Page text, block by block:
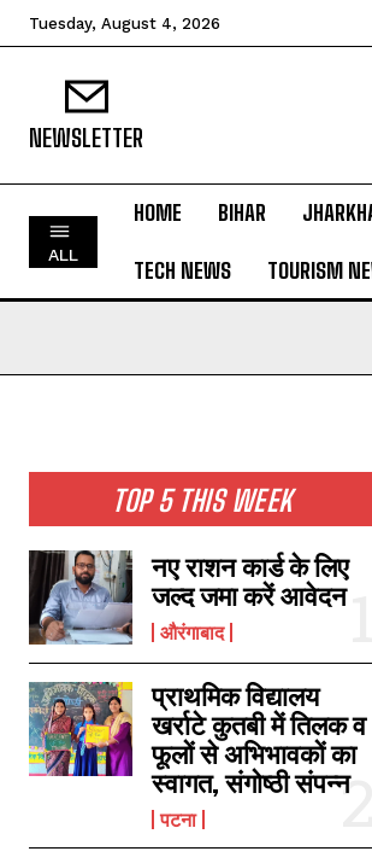
BIHAR
NATIONAL NEWS
CRIME NEWS
SPORTS NEWS
TECH NEWS
TOURISM NEWS
SAHITYA
Tuesday, August 4, 2026
NEWSLETTER
ALL
HOME BIHAR
TECH NEWS TOURISM
TOP 5 THIS WEEK
नए राशन कार्ड के लिए
जल्द जमा करें आवेदन
औरंगाबाद
प्राथमिक विद्यालय
खर्राटे कुतबी में तिलक व
फूलों से अभिभावकों का
स्वागत, संगोष्ठी संपन्न
पटना